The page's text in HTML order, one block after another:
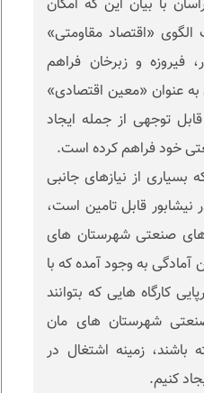
با بیان این که امکان
«اقتصاد مقاومتی»
فیروزه و زبرخان فراهم
عنوان «معین اقتصادی»
توجهی از جمله ایجاد
خود فراهم کرده است.
بسیاری از نیازهای جانبی
قابل تامین است،
های صنعتی شهرستان های
آمادگی به وجود آمده که با
کارگاه هایی که بتوانند
شهرستان های مان
باشند، زمینه اشتغال در
کنیم.